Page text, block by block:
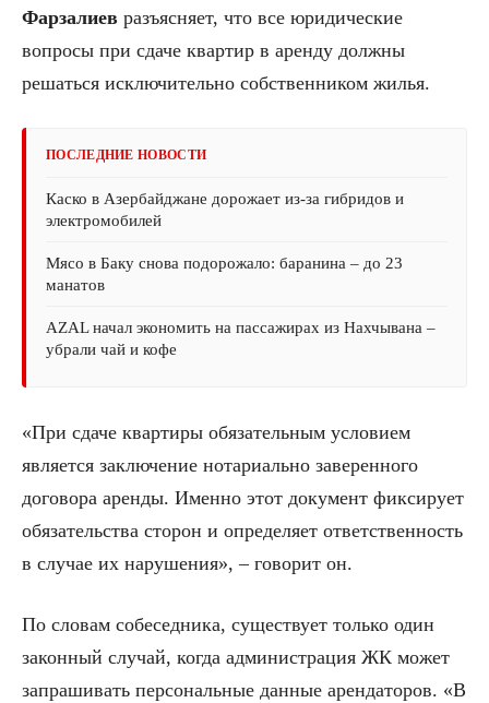
Фарзалиев разъясняет, что все юридические
вопросы при сдаче квартир в аренду должны
решаться исключительно собственником жилья.
ПОСЛЕДНИЕ НОВОСТИ
Каско в Азербайджане дорожает из-за гибридов и
электромобилей
Мясо в Баку снова подорожало: баранина – до 23
манатов
AZAL начал экономить на пассажирах из Нахчывана –
убрали чай и кофе
«При сдаче квартиры обязательным условием
является заключение нотариально заверенного
договора аренды. Именно этот документ фиксирует
обязательства сторон и определяет ответственность
в случае их нарушения», – говорит он.
По словам собеседника, существует только один
законный случай, когда администрация ЖК может
запрашивать персональные данные арендаторов. «В